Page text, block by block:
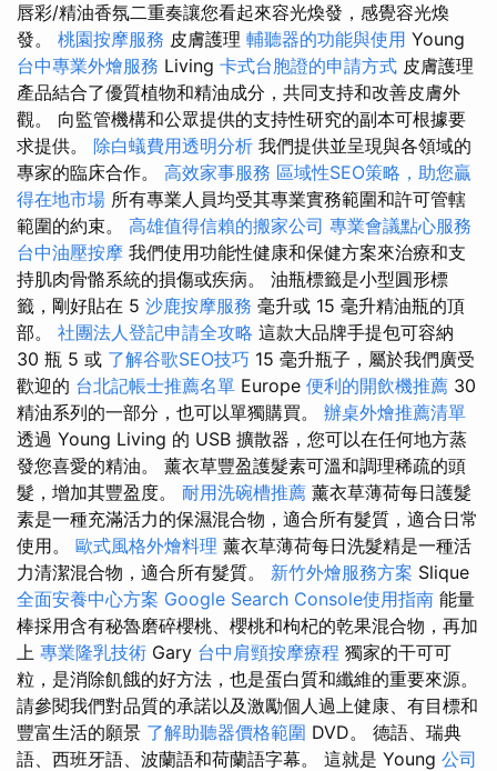
唇彩/精油香氛二重奏讓您看起來容光煥發，感覺容光煥
發。 桃園按摩服務 皮膚護理 輔聽器的功能與使用 Young
台中專業外燴服務 Living 卡式台胞證的申請方式 皮膚護理
產品結合了優質植物和精油成分，共同支持和改善皮膚外
觀。 向監管機構和公眾提供的支持性研究的副本可根據要
求提供。 除白蟻費用透明分析 我們提供並呈現與各領域的
專家的臨床合作。 高效家事服務 區域性SEO策略，助您贏
得在地市場 所有專業人員均受其專業實務範圍和許可管轄
範圍的約束。 高雄值得信賴的搬家公司 專業會議點心服務
台中油壓按摩 我們使用功能性健康和保健方案來治療和支
持肌肉骨骼系統的損傷或疾病。 油瓶標籤是小型圓形標
籤，剛好貼在 5 沙鹿按摩服務 毫升或 15 毫升精油瓶的頂
部。 社團法人登記申請全攻略 這款大品牌手提包可容納
30 瓶 5 或 了解谷歌SEO技巧 15 毫升瓶子，屬於我們廣受
歡迎的 台北記帳士推薦名單 Europe 便利的開飲機推薦 30
精油系列的一部分，也可以單獨購買。 辦桌外燴推薦清單
透過 Young Living 的 USB 擴散器，您可以在任何地方蒸
發您喜愛的精油。 薰衣草豐盈護髮素可溫和調理稀疏的頭
髮，增加其豐盈度。 耐用洗碗槽推薦 薰衣草薄荷每日護髮
素是一種充滿活力的保濕混合物，適合所有髮質，適合日常
使用。 歐式風格外燴料理 薰衣草薄荷每日洗髮精是一種活
力清潔混合物，適合所有髮質。 新竹外燴服務方案 Slique
全面安養中心方案 Google Search Console使用指南 能量
棒採用含有秘魯磨碎櫻桃、櫻桃和枸杞的乾果混合物，再加
上 專業隆乳技術 Gary 台中肩頸按摩療程 獨家的干可可
粒，是消除飢餓的好方法，也是蛋白質和纖維的重要來源。
請參閱我們對品質的承諾以及激勵個人過上健康、有目標和
豐富生活的願景 了解助聽器價格範圍 DVD。 德語、瑞典
語、西班牙語、波蘭語和荷蘭語字幕。 這就是 Young 公司